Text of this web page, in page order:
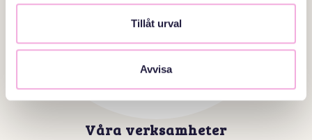
Tillåt urval
Avvisa
Våra verksamheter